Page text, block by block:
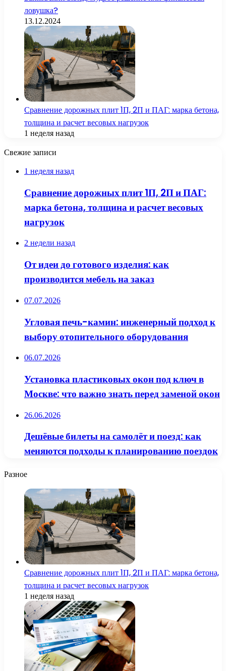
ловушка?
13.12.2024
Сравнение дорожных плит 1П, 2П и ПАГ: марка бетона,
толщина и расчет весовых нагрузок
1 неделя назад
Свежие записи
1 неделя назад
Сравнение дорожных плит 1П, 2П и ПАГ:
марка бетона, толщина и расчет весовых
нагрузок
2 недели назад
От идеи до готового изделия: как
производится мебель на заказ
07.07.2026
Угловая печь-камин: инженерный подход к
выбору отопительного оборудования
06.07.2026
Установка пластиковых окон под ключ в
Москве: что важно знать перед заменой окон
26.06.2026
Дешёвые билеты на самолёт и поезд: как
меняются подходы к планированию поездок
Разное
Сравнение дорожных плит 1П, 2П и ПАГ: марка бетона,
толщина и расчет весовых нагрузок
1 неделя назад